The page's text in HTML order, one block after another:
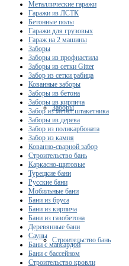
Заборы
Строительство бань
Металлические гаражи
Гаражи из ЛСТК
Бетонные полы
Гаражи для грузовых
Гараж на 2 машины
Заборы
Заборы из профнастила
Заборы из сетки Gitter
Забор из сетки рабица
Кованные заборы
Заборы из бетона
Заборы из кирпича
Забор из метал.штакетника
Заборы из дерева
Забор из поликарбоната
Забор из камня
Кованно-сварной забор
Строительство бань
Каркасно-щитовые
Турецкие бани
Русские бани
Мобильные бани
Бани из бруса
Бани из кирпича
Бани из газобетона
Деревянные бани
Сауны
Бани с мансардой
Бани с бассейном
Строительство кровли